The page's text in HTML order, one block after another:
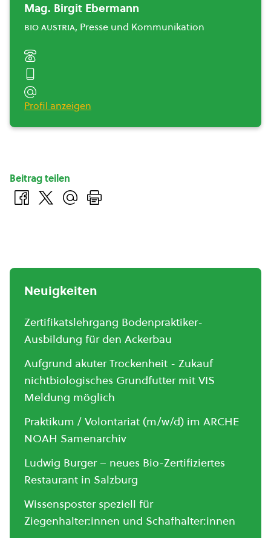
Mag. Birgit Ebermann
bio austria, Presse und Kommunikation
Profil anzeigen
Beitrag teilen
Neuigkeiten
Zertifikatslehrgang Bodenpraktiker-
Ausbildung für den Ackerbau
Aufgrund akuter Trockenheit - Zukauf
nichtbiologisches Grundfutter mit VIS
Meldung möglich
Praktikum / Volontariat (m/w/d) im ARCHE
NOAH Samenarchiv
Ludwig Burger – neues Bio-Zertifiziertes
Restaurant in Salzburg
Wissensposter speziell für
Ziegenhalter:innen und Schafhalter:innen